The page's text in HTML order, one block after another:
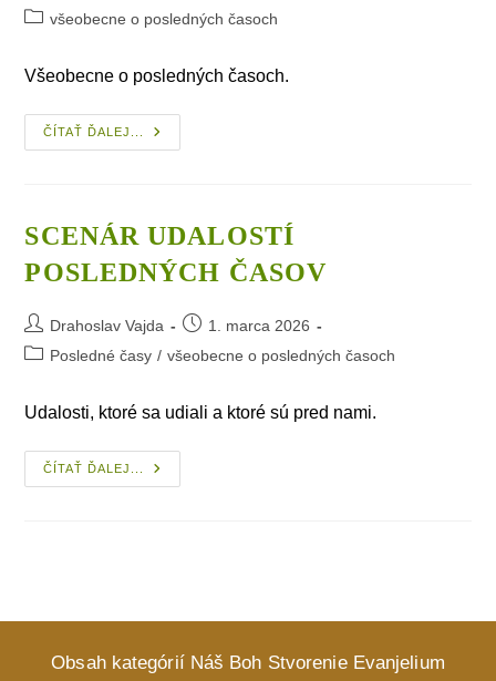
author:
published:
Postvšeobecne o posledných časoch
Všeobecne o posledných časoch.
ČÍTAŤ ĎALEJ...
G_01.
Obsah
SCENÁR UDALOSTÍ
POSLEDNÝCH ČASOV
Post
author:
Drahoslav Vajda
Post
published:
1. marca 2026
PostPosledné časy / všeobecne o posledných časoch
Udalosti, ktoré sa udiali a ktoré sú pred nami.
ČÍTAŤ ĎALEJ...
Scenár
Udalostí
Obsah kategórií Náš Boh Stvorenie Evanjelium